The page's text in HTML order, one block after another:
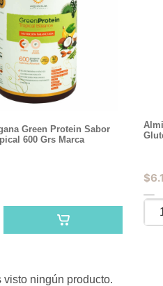
Green Protein Sabor
600 Grs Marca
$
visto ningún producto.